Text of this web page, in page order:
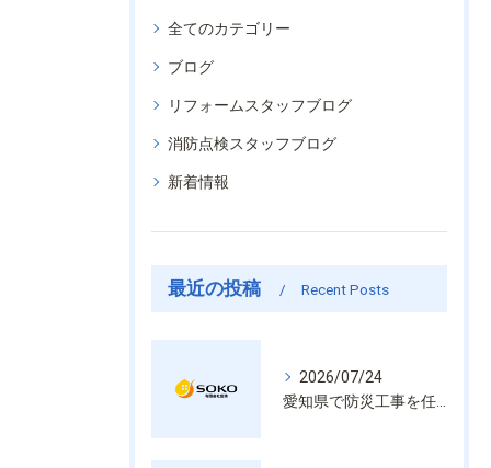
全てのカテゴリー
ブログ
リフォームスタッフブログ
消防点検スタッフブログ
新着情報
最近の投稿 Recent Posts
2026/07/24